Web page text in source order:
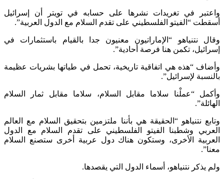
واعتبر في تغريدات نشرها على حسابه في تويتر أن إسرائيل
أسقطت “الفيتو الفلسطيني على تقدم السلام مع الدول العربية”.
وقال نتنياهو “الإماراتيون معنيون جدا بالقيام باستثمارات في
إسرائيل، تكمن هنا فرصة أحادية”.
وأضاف “هذه هي اتفاقية تاريخية، تحمل في طياتها بشريات عظيمة
بالنسبة لإسرائيل”.
وأكمل “عملْنا سلاما مقابل السلام، سلاما مقابل ثمار السلام
الهائلة”.
وتابع نتنياهو “الحقيقة هي بأننا ملتزمين بتحقيق السلام مع العالم
العربي وشطبنا الفيتو الفلسطيني على تقدم السلام مع الدول
العربية الأخرى، وستكون هناك دول عربية أخرى ستصنع السلام
معنا”.
ولم يذكر نتنياهو، أسماء الدول التي يقصدها.